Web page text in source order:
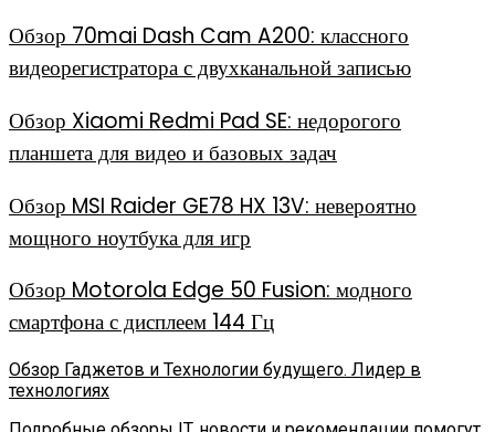
Обзор 70mai Dash Cam A200: классного
видеорегистратора с двухканальной записью
Обзор Xiaomi Redmi Pad SE: недорогого
планшета для видео и базовых задач
Обзор MSI Raider GE78 HX 13V: невероятно
мощного ноутбука для игр
Обзор Motorola Edge 50 Fusion: модного
смартфона с дисплеем 144 Гц
Обзор Гаджетов и Технологии будущего. Лидер в
технологиях